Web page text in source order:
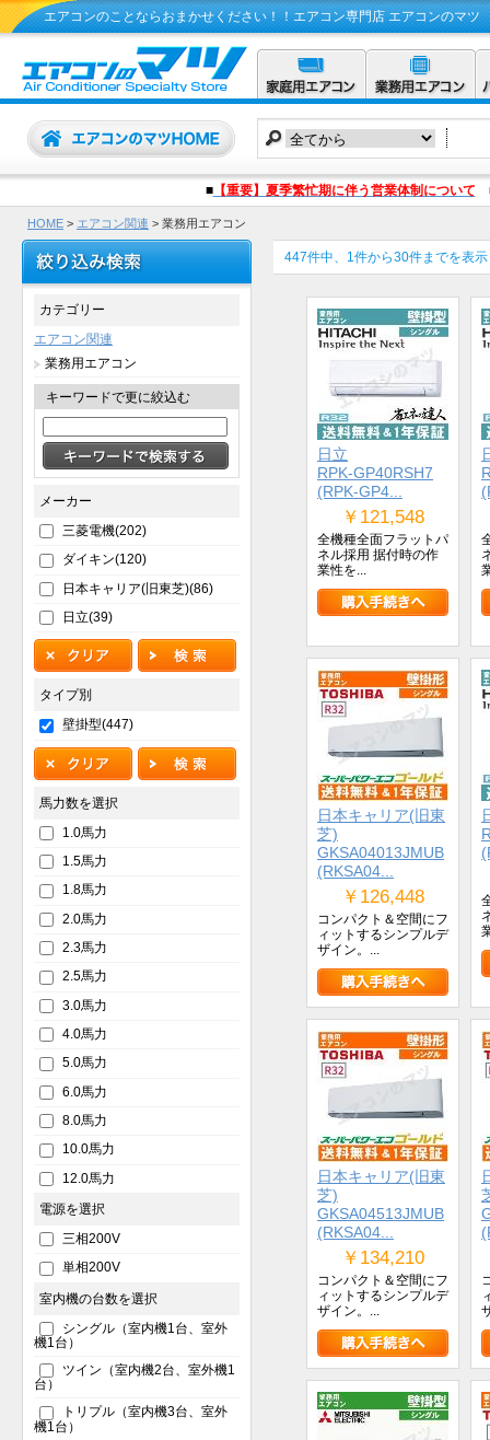
エアコンのことならおまかせください！！エアコン専門店 エアコンのマツ
■【重要】夏季繁忙期に伴う営業体制について
HOME > エアコン関連 > 業務用エアコン
447件中、1件から30件までを表示
日立
RPK-GP40RSH7
(RPK-GP4...
￥121,548
全機種全面フラットパ
ネル採用 据付時の作
業性を...
日本キャリア(旧東
芝)
GKSA04013JMUB
(RKSA04...
￥126,448
コンパクト＆空間にフ
ィットするシンプルデ
ザイン。...
日本キャリア(旧東
芝)
GKSA04513JMUB
(RKSA04...
￥134,210
コンパクト＆空間にフ
ィットするシンプルデ
ザイン。...
カテゴリー
エアコン関連
業務用エアコン
キーワードで更に絞込む
メーカー
三菱電機(202)
ダイキン(120)
日本キャリア(旧東芝)(86)
日立(39)
タイプ別
壁掛型(447)
馬力数を選択
1.0馬力
1.5馬力
1.8馬力
2.0馬力
2.3馬力
2.5馬力
3.0馬力
4.0馬力
5.0馬力
6.0馬力
8.0馬力
10.0馬力
12.0馬力
電源を選択
三相200V
単相200V
室内機の台数を選択
シングル（室内機1台、室外
機1台）
ツイン（室内機2台、室外機1
台）
トリプル（室内機3台、室外
機1台）